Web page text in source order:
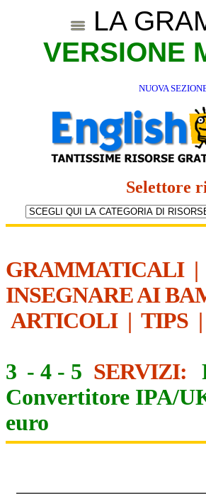
LA
VERSIONE
NUOVA
Selettore
GRAMMATICALI|
INSEGNARE AI
ARTICOLI| TIPS |
3 - 4 - 5 SERVIZI:
Convertitore IPA/
euro